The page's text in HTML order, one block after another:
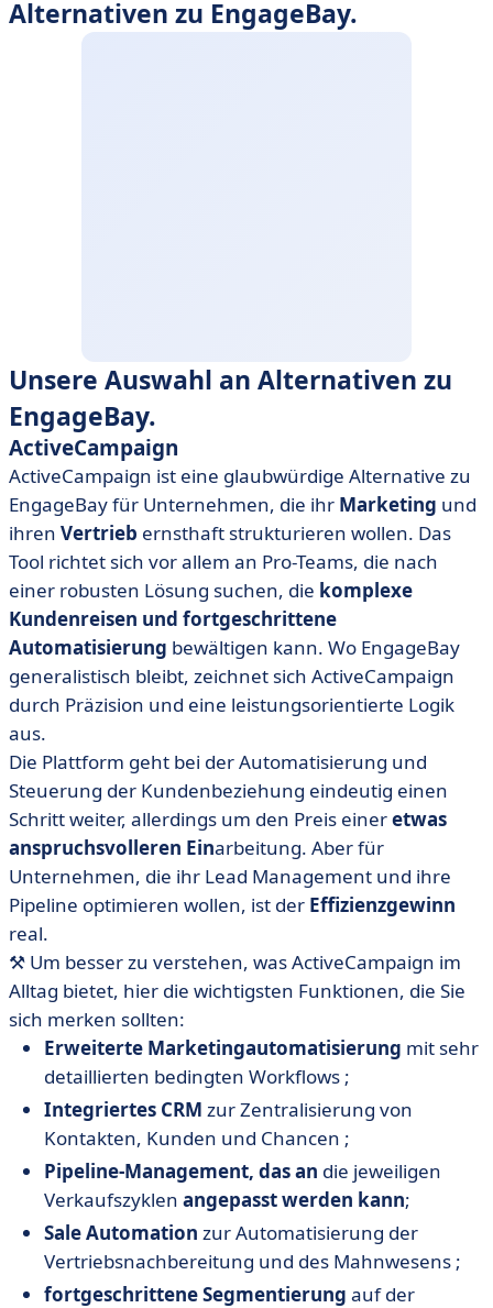
Alternativen zu EngageBay.
Unsere Auswahl an Alternativen zu
EngageBay.
ActiveCampaign
ActiveCampaign ist eine glaubwürdige Alternative zu
EngageBay für Unternehmen, die ihr Marketing und
ihren Vertrieb ernsthaft strukturieren wollen. Das
Tool richtet sich vor allem an Pro-Teams, die nach
einer robusten Lösung suchen, die komplexe
Kundenreisen und fortgeschrittene
Automatisierung bewältigen kann. Wo EngageBay
generalistisch bleibt, zeichnet sich ActiveCampaign
durch Präzision und eine leistungsorientierte Logik
aus.
Die Plattform geht bei der Automatisierung und
Steuerung der Kundenbeziehung eindeutig einen
Schritt weiter, allerdings um den Preis eineretwas
anspruchsvolleren Einarbeitung. Aber für
Unternehmen, die ihr Lead Management und ihre
Pipeline optimieren wollen, ist der Effizienzgewinn
real.
⚒️ Um besser zu verstehen, was ActiveCampaign im
Alltag bietet, hier die wichtigsten Funktionen, die Sie
sich merken sollten:
Erweiterte Marketingautomatisierung mit sehr
detaillierten bedingten Workflows ;
Integriertes CRM zur Zentralisierung von
Kontakten, Kunden und Chancen ;
Pipeline-Management, das an die jeweiligen
Verkaufszyklen angepasst werden kann;
Sale Automation zur Automatisierung der
Vertriebsnachbereitung und des Mahnwesens ;
fortgeschrittene Segmentierung auf der